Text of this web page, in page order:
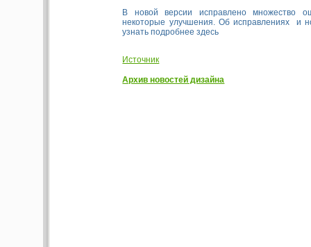
В новой версии исправлено множество
некоторые улучшения. Об исправлениях и
узнать подробнее здесь
Источник
Архив новостей дизайна